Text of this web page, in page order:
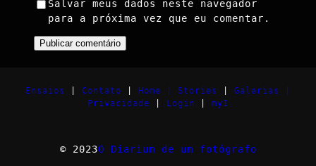
Salvar meus dados neste navegador
para a próxima vez que eu comentar.
Ensaios Contato Home | Stories
Galerias |
Privacidade
Login myI
© 2023O Diarium de um fotógrafo